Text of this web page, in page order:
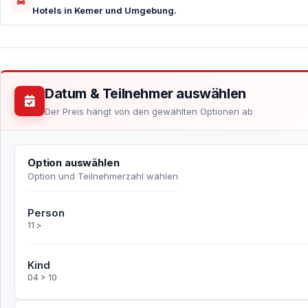
Hotels in Kemer und Umgebung.
Datum & Teilnehmer auswählen
Der Preis hängt von den gewählten Optionen ab
Option auswählen
Option und Teilnehmerzahl wählen
Person
11 >
Kind
04 > 10